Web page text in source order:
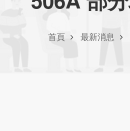
首頁 最新消息